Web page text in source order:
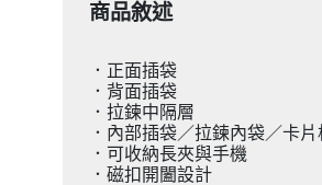
商品敘述
．正面插袋
．背面插袋
．拉鍊中隔層
．內部插袋／拉鍊內袋／卡片
．可收納長夾與手機
．磁扣開闔設計